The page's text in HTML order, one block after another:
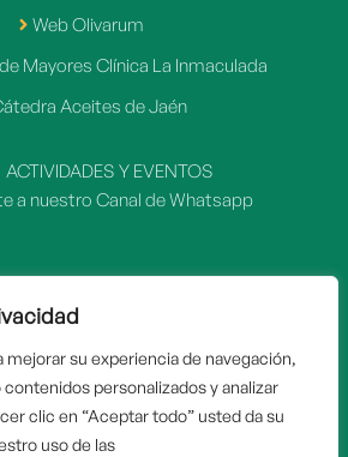
mejorar su experiencia de navegación,
personalizados y analizar
clic en “Aceptar todo” usted da su
uso de las
Web Olivarum
Mayores Clínica La Inmaculada
Aceites de Jaén
ACTIVIDADES Y EVENTOS
a nuestro Canal de Whatsapp
Fundación Caja Rural de Jaén
Inicio
Aviso legal